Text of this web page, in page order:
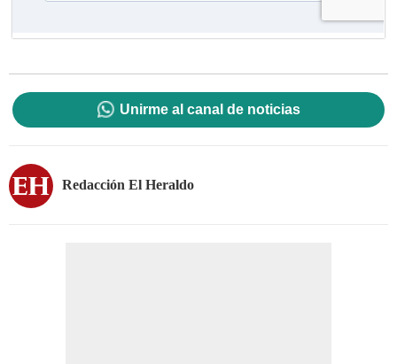
Unirme al canal de noticias
Redacción El Heraldo